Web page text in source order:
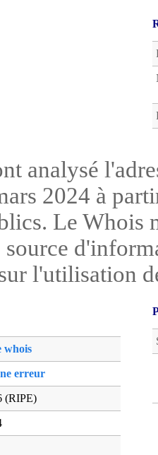
analysé
2024 à
Le Whois
source
l'utilisation
whois
erreur
(RIPE)